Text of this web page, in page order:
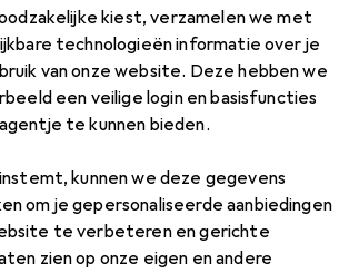
kiest, verzamelen we met
technologieën informatie over je
van onze website. Deze hebben we
een veilige login en basisfuncties
te kunnen bieden.
kunnen we deze gegevens
om je gepersonaliseerde aanbiedingen
te verbeteren en gerichte
zien op onze eigen en andere
EUR
33,25
All BlackStekker 19 cm 11 inch
voor All Black
11 inch